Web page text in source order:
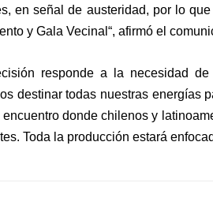
en señal de austeridad, por lo
y Gala Vecinal “, afirmó el
responde a la necesidad
destinar todas nuestras energías
encuentro donde chilenos y
Toda la producción estará